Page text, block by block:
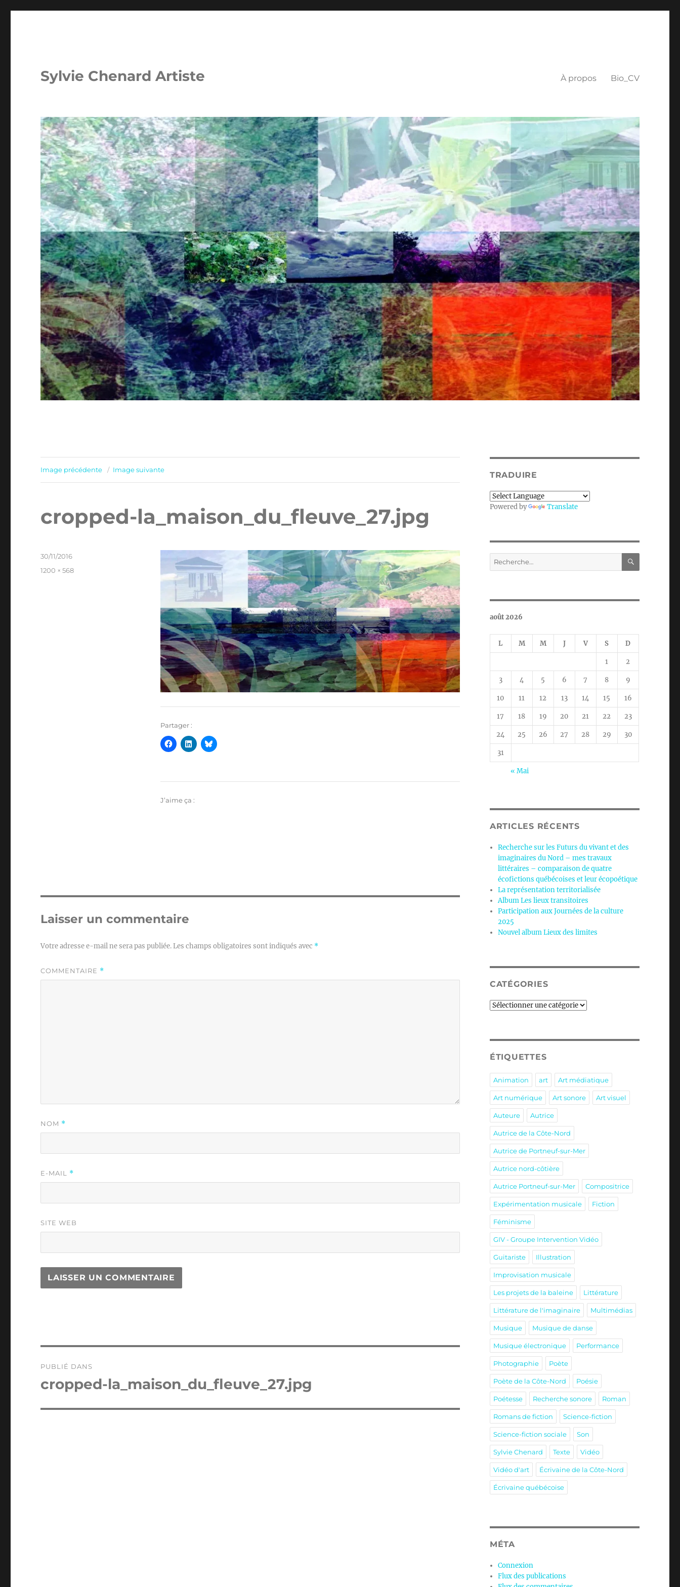
Sylvie Chenard Artiste À propos Bio_CV
Image précédente Image suivante
cropped-la_maison_du_fleuve_27.jpg
Partager :
J’aime ça :
Publié
le
30/11/2016
Taille
1200 × 568
Laisser un commentaire
Votre adresse e-mail ne sera pas publiée.Les champs obligatoires sont indiqués avec *
COMMENTAIRE *
NOM *
E-MAIL *
SITE WEB
de
PUBLIÉ DANS
cropped-la_maison_du_fleuve_27.jpg
TRADUIRE
Powered by Translate
Recherche
pour :
août 2026
L M M J V S D
1 2
3 4 5 6 7 8 9
10 11 12 13 14 15 16
17 18 19 20 21 22 23
24 25 26 27 28 29 30
31
« Mai
ARTICLES RÉCENTS
Recherche sur les Futurs du vivant et des
imaginaires du Nord – mes travaux
littéraires – comparaison de quatre
écofictions québécoises et leur écopoétique
La représentation territorialisée
Album Les lieux transitoires
Participation aux Journées de la culture
2025
Nouvel album Lieux des limites
CATÉGORIES
Catégories
ÉTIQUETTES
Animation art Art médiatique
Art numérique Art sonore Art visuel
Auteure Autrice
Autrice de la Côte-Nord
Autrice de Portneuf-sur-Mer
Autrice nord-côtière
Autrice Portneuf-sur-Mer Compositrice
Expérimentation musicale Fiction
Féminisme
GIV - Groupe Intervention Vidéo
Guitariste Illustration
Improvisation musicale
Les projets de la baleine Littérature
Littérature de l'imaginaire Multimédias
Musique Musique de danse
Musique électronique Performance
Photographie Poète
Poète de la Côte-Nord Poésie
Poétesse Recherche sonore Roman
Romans de fiction Science-fiction
Science-fiction sociale Son
Sylvie Chenard Texte Vidéo
Vidéo d'art Écrivaine de la Côte-Nord
Écrivaine québécoise
MÉTA
Connexion
Flux des publications